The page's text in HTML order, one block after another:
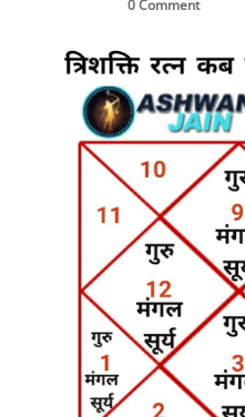
0 Comment